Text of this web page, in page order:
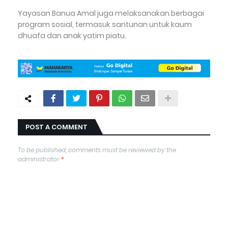
Yayasan Banua Amal juga melaksanakan berbagai
program sosial, termasuk santunan untuk kaum
dhuafa dan anak yatim piatu.
POST A COMMENT
To be published, comments must be reviewed by the
administrator*